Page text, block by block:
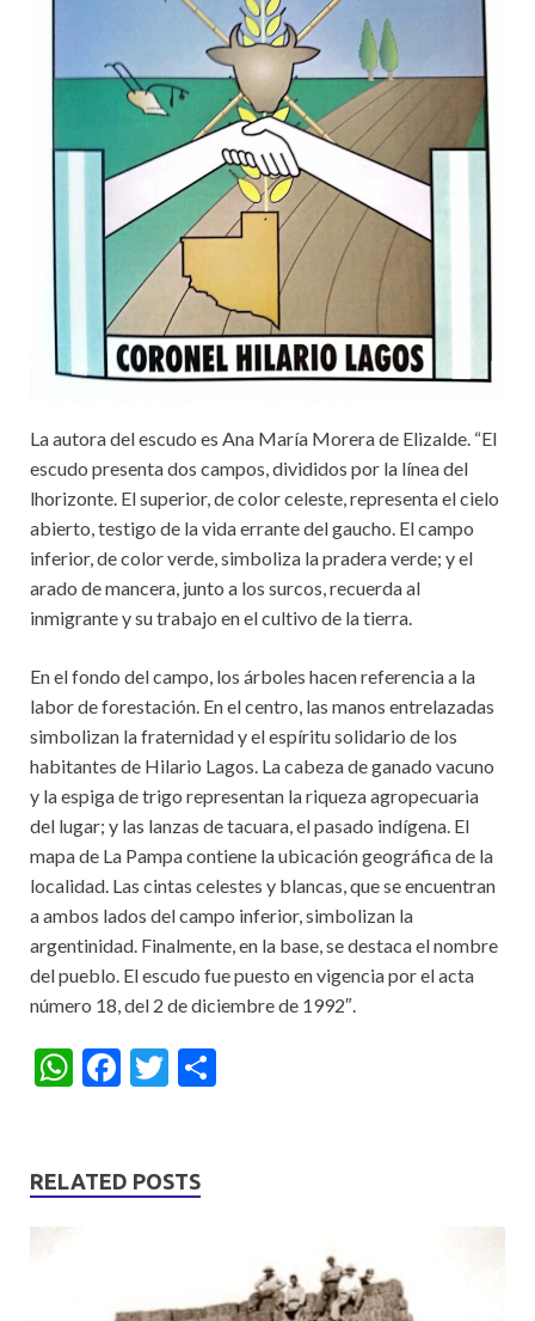
La autora del escudo es Ana María Morera de Elizalde. “El
escudo presenta dos campos, divididos por la línea del
lhorizonte. El superior, de color celeste, representa el cielo
abierto, testigo de la vida errante del gaucho. El campo
inferior, de color verde, simboliza la pradera verde; y el
arado de mancera, junto a los surcos, recuerda al
inmigrante y su trabajo en el cultivo de la tierra.
En el fondo del campo, los árboles hacen referencia a la
labor de forestación. En el centro, las manos entrelazadas
simbolizan la fraternidad y el espíritu solidario de los
habitantes de Hilario Lagos. La cabeza de ganado vacuno
y la espiga de trigo representan la riqueza agropecuaria
del lugar; y las lanzas de tacuara, el pasado indígena. El
mapa de La Pampa contiene la ubicación geográfica de la
localidad. Las cintas celestes y blancas, que se encuentran
a ambos lados del campo inferior, simbolizan la
argentinidad. Finalmente, en la base, se destaca el nombre
del pueblo. El escudo fue puesto en vigencia por el acta
número 18, del 2 de diciembre de 1992″.
W
s
F
b
k
T
er
RELATED POSTS